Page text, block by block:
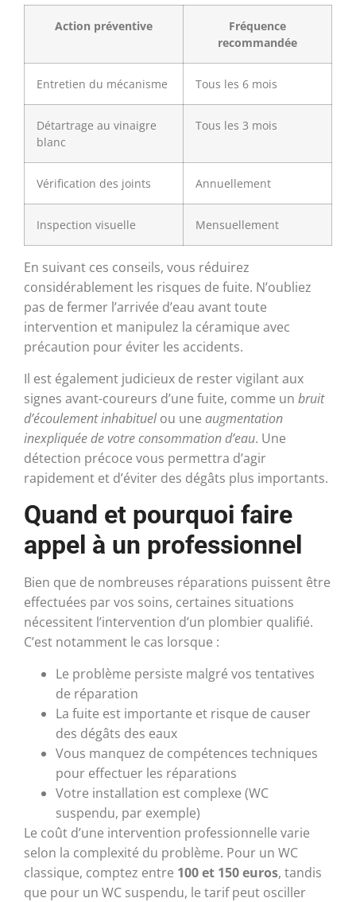
Action préventive
Fréquence
recommandée
Entretien du mécanisme Tous les 6 mois
Détartrage au vinaigre
blanc
Tous les 3 mois
Vérification des joints Annuellement
Inspection visuelle Mensuellement
En suivant ces conseils, vous réduirez
considérablement les risques de fuite. N’oubliez
pas de fermer l’arrivée d’eau avant toute
intervention et manipulez la céramique avec
précaution pour éviter les accidents.
Il est également judicieux de rester vigilant aux
signes avant-coureurs d’une fuite, comme un bruit
d’écoulement inhabituelou une augmentation
inexpliquée de votre consommation d’eau. Une
détection précoce vous permettra d’agir
rapidement et d’éviter des dégâts plus importants.
Quand et pourquoi faire
appel à un professionnel
Bien que de nombreuses réparations puissent être
effectuées par vos soins, certaines situations
nécessitent l’intervention d’un plombier qualifié.
C’est notamment le cas lorsque :
Le problème persiste malgré vos tentatives
de réparation
La fuite est importante et risque de causer
des dégâts des eaux
Vous manquez de compétences techniques
pour effectuer les réparations
Votre installation est complexe (WC
suspendu, par exemple)
Le coût d’une intervention professionnelle varie
selon la complexité du problème. Pour un WC
classique, comptez entre 100 et 150 euros, tandis
que pour un WC suspendu, le tarif peut osciller